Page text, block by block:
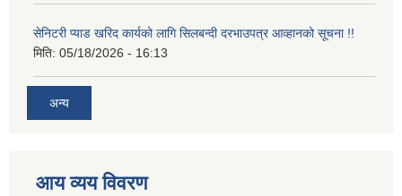
सेनिटरी प्याड खरिद कार्यको लागि सिलबन्दी दरभाउपत्र आव्हानको सूचना !!
मिति: 05/18/2026 - 16:13
अन्य
आय व्यय विवरण